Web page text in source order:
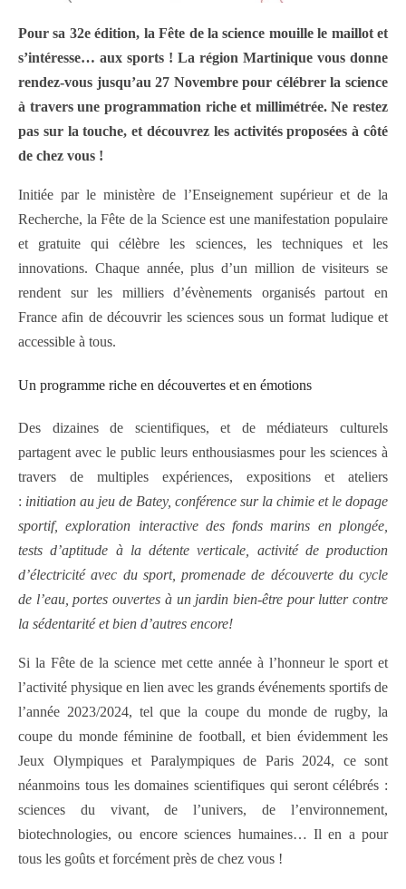
Pour sa 32e édition, la Fête de la science mouille le maillot et
s’intéresse… aux sports ! La région Martinique vous donne
rendez-vous jusqu’au 27 Novembre pour célébrer la science
à travers une programmation riche et millimétrée. Ne restez
pas sur la touche, et découvrez les activités proposées à côté
de chez vous !
Initiée par le ministère de l’Enseignement supérieur et de la
Recherche, la Fête de la Science est une manifestation populaire
et gratuite qui célèbre les sciences, les techniques et les
innovations. Chaque année, plus d’un million de visiteurs se
rendent sur les milliers d’évènements organisés partout en
France afin de découvrir les sciences sous un format ludique et
accessible à tous.
Un programme riche en découvertes et en émotions
Des dizaines de scientifiques, et de médiateurs culturels
partagent avec le public leurs enthousiasmes pour les sciences à
travers de multiples expériences, expositions et ateliers
: initiation au jeu de Batey, conférence sur la chimie et le dopage
sportif, exploration interactive des fonds marins en plongée,
tests d’aptitude à la détente verticale, activité de production
d’électricité avec du sport, promenade de découverte du cycle
de l’eau, portes ouvertes à un jardin bien-être pour lutter contre
la sédentarité et bien d’autres encore!
Si la Fête de la science met cette année à l’honneur le sport et
l’activité physique en lien avec les grands événements sportifs de
l’année 2023/2024, tel que la coupe du monde de rugby, la
coupe du monde féminine de football, et bien évidemment les
Jeux Olympiques et Paralympiques de Paris 2024, ce sont
néanmoins tous les domaines scientifiques qui seront célébrés :
sciences du vivant, de l’univers, de l’environnement,
biotechnologies, ou encore sciences humaines… Il en a pour
tous les goûts et forcément près de chez vous !